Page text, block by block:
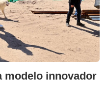
modelo innovador